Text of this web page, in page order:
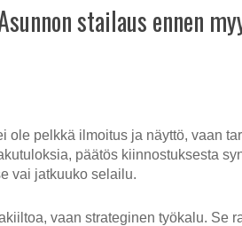
stailaus ennen
ole pelkkä ilmoitus ja näyttö, vaan
päätös kiinnostuksesta
vai jatkuuko selailu.
vaan strateginen työkalu. Se